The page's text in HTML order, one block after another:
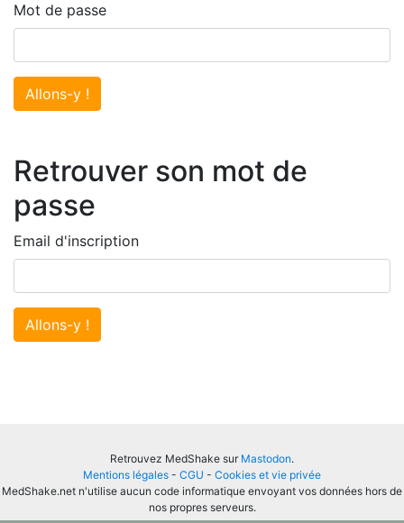
Mot de passe
Allons-y !
Retrouver son mot de
passe
Email d'inscription
Allons-y !
Retrouvez MedShake sur Mastodon.
Mentions légales - CGU - Cookies et vie privée
MedShake.net n'utilise aucun code informatique envoyant vos données hors de
nos propres serveurs.